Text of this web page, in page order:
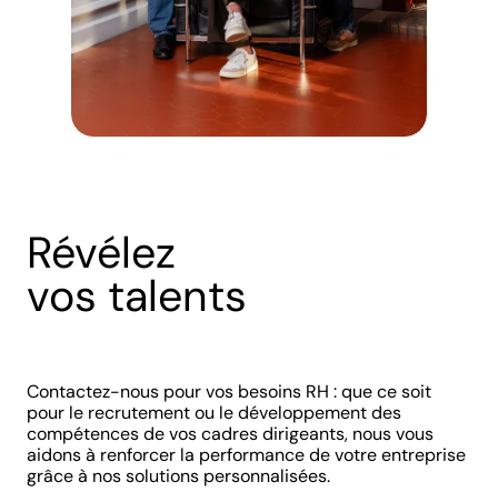
Révélez
vos talents
Contactez-nous pour vos besoins RH : que ce soit
pour le recrutement ou le développement des
compétences de vos cadres dirigeants, nous vous
aidons à renforcer la performance de votre entreprise
grâce à nos solutions personnalisées.